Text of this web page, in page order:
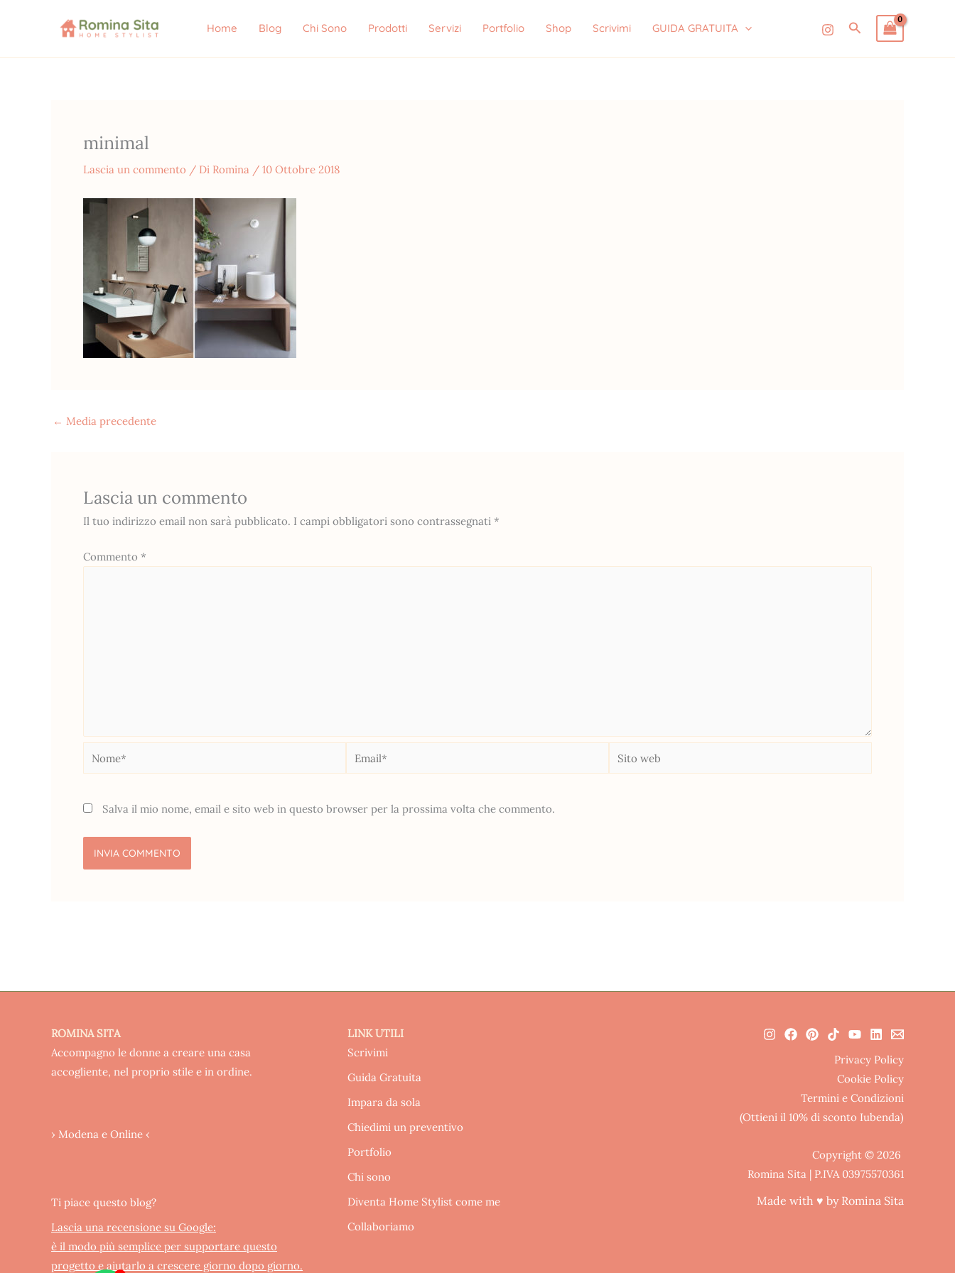
Home Blog Chi Sono Prodotti Servizi Portfolio Shop Scrivimi GUIDA GRATUITA Cerca
minimal
Lascia un commento / Di Romina / 10 Ottobre 2018
← Media precedente
Lascia un commento
Il tuo indirizzo email non sarà pubblicato. I campi obbligatori sono contrassegnati *
Commento *
Nome* Email*
Sito
web
Salva il mio nome, email e sito web in questo browser per la prossima volta che commento.
ROMINA SITA
Accompagno le donne a creare una casa
accogliente, nel proprio stile e in ordine.
› Modena e Online ‹
Ti piace questo blog?
Lascia una recensione su Google:
è il modo più semplice per supportare questo
progetto e aiutarlo a crescere giorno dopo giorno.
LINK UTILI
Scrivimi
Guida Gratuita
Impara da sola
Chiedimi un preventivo
Portfolio
Chi sono
Diventa Home Stylist come me
Collaboriamo
Privacy Policy
Cookie Policy
Termini e Condizioni
(Ottieni il 10% di sconto Iubenda)
Copyright © 2026
Romina Sita | P.IVA 03975570361
Made with ♥ by Romina Sita